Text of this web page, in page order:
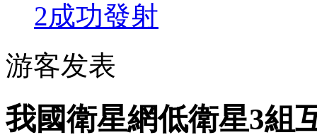
2成功發射
游客发表
我國衛星網低衛星3組